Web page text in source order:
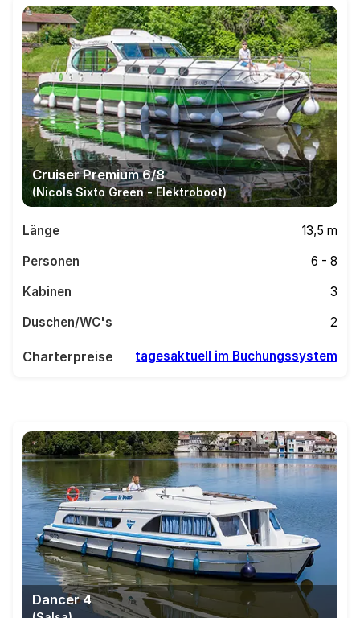
Cruiser Premium 6/8
(Nicols Sixto Green - Elektroboot)
Länge
13,5 m
Personen
6 - 8
Kabinen
3
Duschen/WC's
2
Charterpreise tagesaktuell im Buchungssystem
Dancer 4